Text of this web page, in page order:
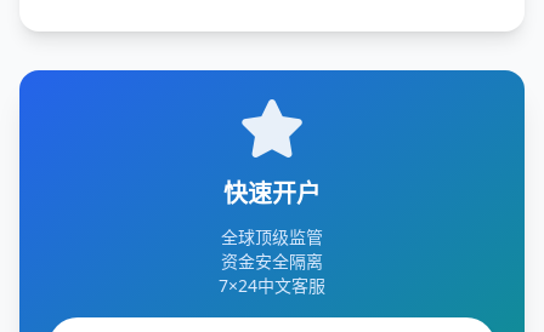
快速开户
全球顶级监管
资金安全隔离
7×24中文客服